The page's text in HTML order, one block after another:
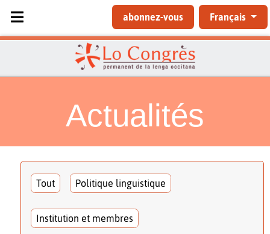
Sélectionnez votre langue
abonnez-vous Français
Actualités
Tout Politique linguistique
Institution et membres